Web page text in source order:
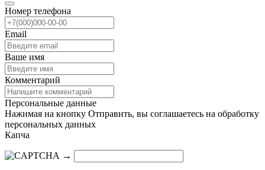
Номер телефона
Email
Ваше имя
Комментарий
Персональные данные
Нажимая на кнопку Отправить, вы соглашаетесь на обработку
персональных данных
Капча
→